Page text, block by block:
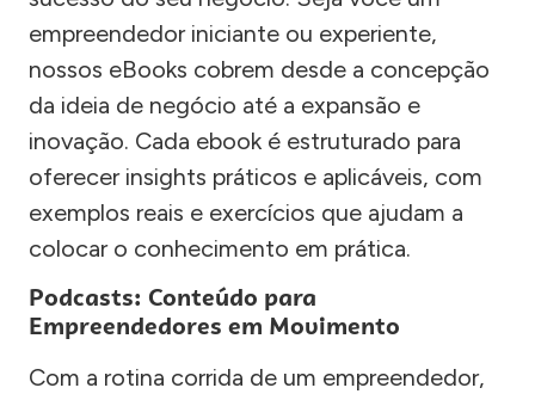
empreendedor iniciante ou experiente,
nossos eBooks cobrem desde a concepção
da ideia de negócio até a expansão e
inovação. Cada ebook é estruturado para
oferecer insights práticos e aplicáveis, com
exemplos reais e exercícios que ajudam a
colocar o conhecimento em prática.
Podcasts: Conteúdo para
Empreendedores em Movimento
Com a rotina corrida de um empreendedor,